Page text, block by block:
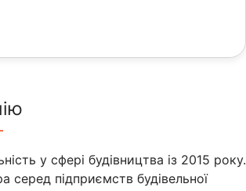
у сфері будівництва із 2015 року.
серед підприємств будівельної